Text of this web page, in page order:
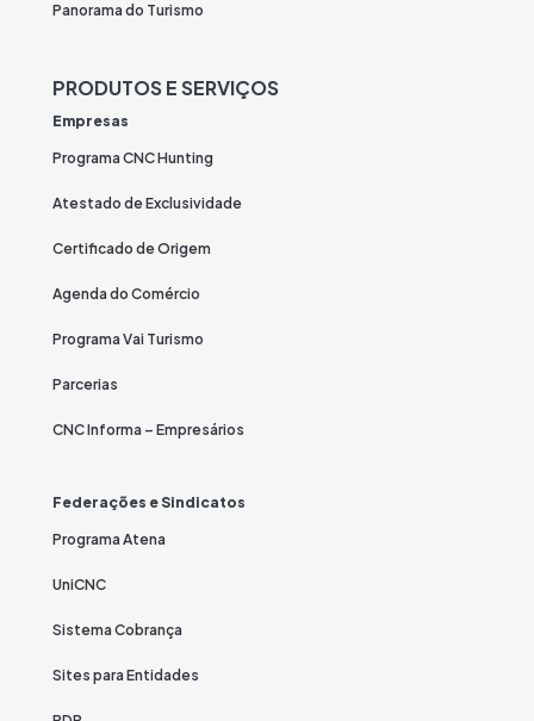
Panorama do Turismo
PRODUTOS E SERVIÇOS
Empresas
Programa CNC Hunting
Atestado de Exclusividade
Certificado de Origem
Agenda do Comércio
Programa Vai Turismo
Parcerias
CNC Informa – Empresários
Federações e Sindicatos
Programa Atena
UniCNC
Sistema Cobrança
Sites para Entidades